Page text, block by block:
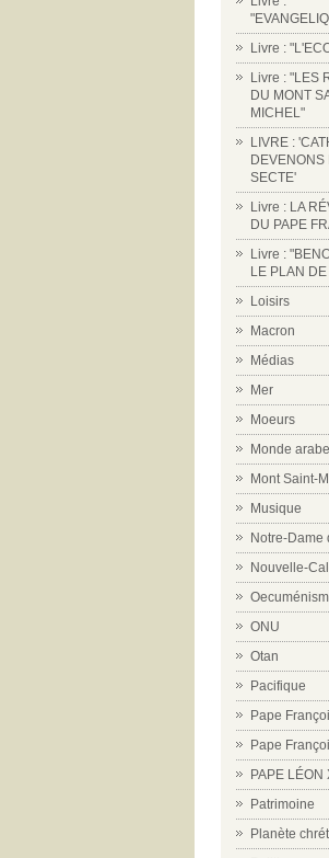
Livre :
Livre : "LES
DU MONT
MICHEL"
LIVRE :
DEVENONS
SECTE'
Livre : LA
DU PAPE
Livre :
LE PLAN
Loisirs
Macron
Médias
Mer
Moeurs
Monde arabe
Mont Saint-
Musique
Notre-Dame
Nouvelle-
ONU
Otan
Pacifique
Pape
Pape
PAPE LÉON
Patrimoine
Planète